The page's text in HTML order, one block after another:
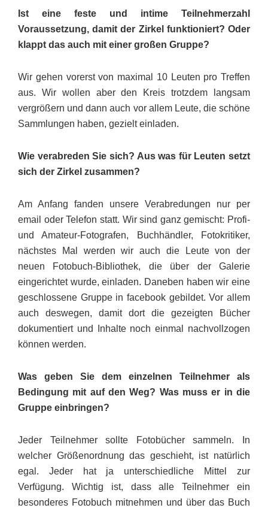
Ist eine feste und intime Teilnehmerzahl
Voraussetzung, damit der Zirkel funktioniert? Oder
klappt das auch mit einer großen Gruppe?
Wir gehen vorerst von maximal 10 Leuten pro Treffen
aus. Wir wollen aber den Kreis trotzdem langsam
vergrößern und dann auch vor allem Leute, die schöne
Sammlungen haben, gezielt einladen.
Wie verabreden Sie sich? Aus was für Leuten setzt
sich der Zirkel zusammen?
Am Anfang fanden unsere Verabredungen nur per
email oder Telefon statt. Wir sind ganz gemischt: Profi-
und Amateur-Fotografen, Buchhändler, Fotokritiker,
nächstes Mal werden wir auch die Leute von der
neuen Fotobuch-Bibliothek, die über der Galerie
eingerichtet wurde, einladen. Daneben haben wir eine
geschlossene Gruppe in facebook gebildet. Vor allem
auch deswegen, damit dort die gezeigten Bücher
dokumentiert und Inhalte noch einmal nachvollzogen
können werden.
Was geben Sie dem einzelnen Teilnehmer als
Bedingung mit auf den Weg? Was muss er in die
Gruppe einbringen?
Jeder Teilnehmer sollte Fotobücher sammeln. In
welcher Größenordnung das geschieht, ist natürlich
egal. Jeder hat ja unterschiedliche Mittel zur
Verfügung. Wichtig ist, dass alle Teilnehmer ein
besonderes Fotobuch mitnehmen und über das Buch